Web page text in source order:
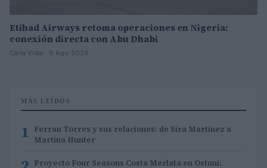
Etihad Airways retoma operaciones en Nigeria:
conexión directa con Abu Dhabi
Carla Vidal · 8 Ago 2026
MÁS LEÍDOS
1 Ferran Torres y sus relaciones: de Sira Martínez a
Martina Hunter
Proyecto Four Seasons Costa Merlata en Ostuni: